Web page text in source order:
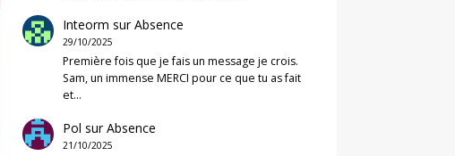
Inteorm surAbsence
29/10/2025
Première fois que je fais un message je crois.
Sam, un immense MERCI pour ce que tu as fait
et…
Pol surAbsence
21/10/2025